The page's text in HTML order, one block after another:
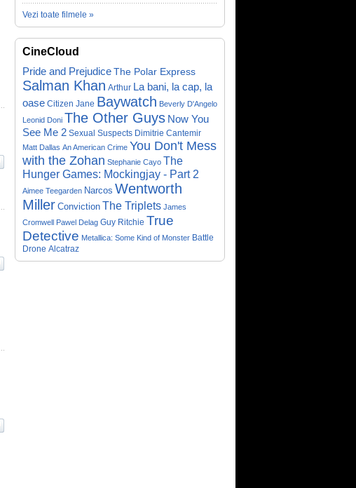
Vezi toate filmele »
CineCloud
Pride and PrejudiceThe Polar Express
Salman Khan Arthur La bani, la cap, la
oase Citizen Jane Baywatch Beverly D'Angelo
Leonid Doni The Other Guys Now You
See Me 2 Sexual Suspects Dimitrie Cantemir
Matt Dallas An American Crime You Don't Mess
with the Zohan Stephanie Cayo The
Hunger Games: Mockingjay - Part 2
Aimee Teegarden Narcos Wentworth
Miller Conviction The Triplets James
Cromwell Pawel Delag Guy Ritchie True
Detective Metallica: Some Kind of Monster Battle
Drone Alcatraz